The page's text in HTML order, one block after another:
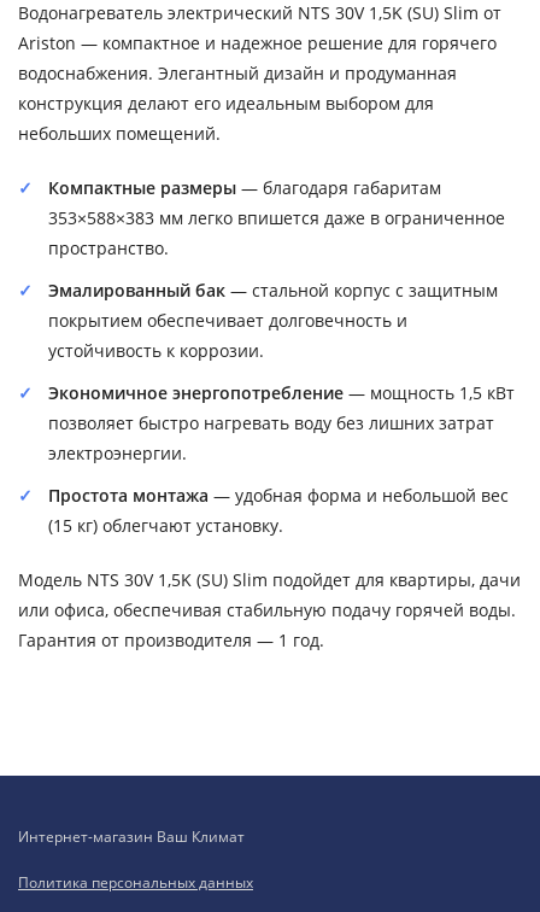
Водонагреватель электрический NTS 30V 1,5K (SU) Slim от
Ariston — компактное и надежное решение для горячего
водоснабжения. Элегантный дизайн и продуманная
конструкция делают его идеальным выбором для
небольших помещений.
Компактные размеры — благодаря габаритам
353×588×383 мм легко впишется даже в ограниченное
пространство.
Эмалированный бак — стальной корпус с защитным
покрытием обеспечивает долговечность и
устойчивость к коррозии.
Экономичное энергопотребление — мощность 1,5 кВт
позволяет быстро нагревать воду без лишних затрат
электроэнергии.
Простота монтажа — удобная форма и небольшой вес
(15 кг) облегчают установку.
Модель NTS 30V 1,5K (SU) Slim подойдет для квартиры, дачи
или офиса, обеспечивая стабильную подачу горячей воды.
Гарантия от производителя — 1 год.
Интернет-магазин Ваш Климат
Политика персональных данных